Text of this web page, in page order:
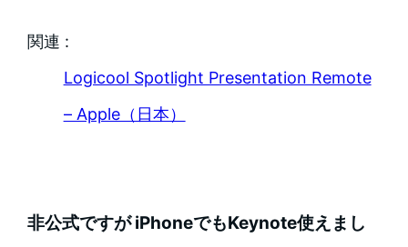
関連 :
Logicool Spotlight Presentation Remote
– Apple（日本）
非公式ですが iPhoneでもKeynote使えまし